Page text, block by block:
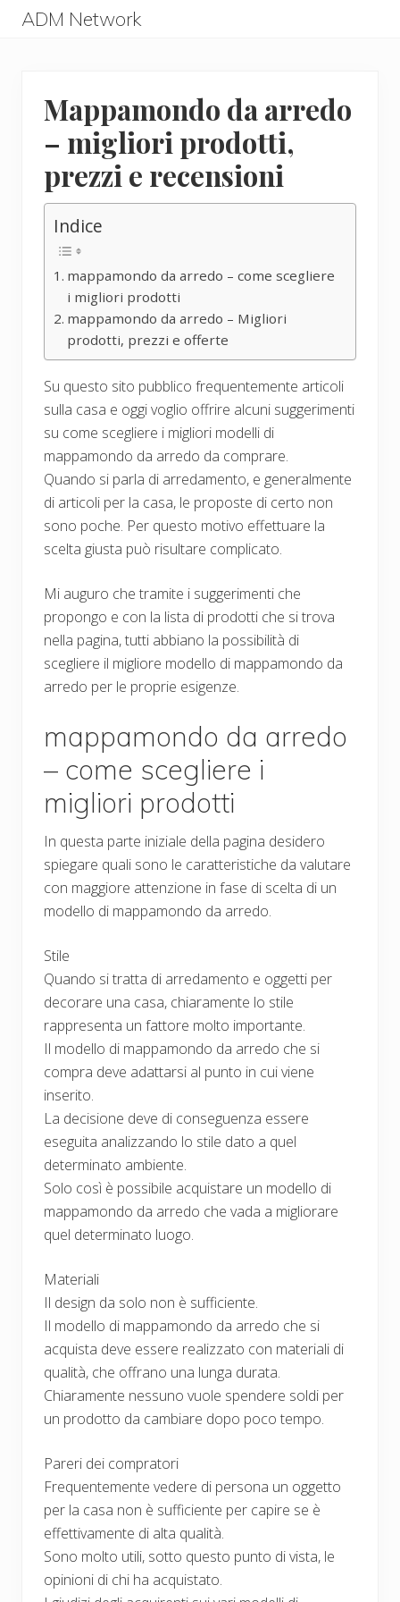
MenuADM Network
Mappamondo da arredo
– migliori prodotti,
prezzi e recensioni
Indice
mappamondo da arredo – come scegliere
i migliori prodotti
mappamondo da arredo – Migliori
prodotti, prezzi e offerte
Su questo sito pubblico frequentemente articoli
sulla casa e oggi voglio offrire alcuni suggerimenti
su come scegliere i migliori modelli di
mappamondo da arredo da comprare.
Quando si parla di arredamento, e generalmente
di articoli per la casa, le proposte di certo non
sono poche. Per questo motivo effettuare la
scelta giusta può risultare complicato.
Mi auguro che tramite i suggerimenti che
propongo e con la lista di prodotti che si trova
nella pagina, tutti abbiano la possibilità di
scegliere il migliore modello di mappamondo da
arredo per le proprie esigenze.
mappamondo da arredo
– come scegliere i
migliori prodotti
In questa parte iniziale della pagina desidero
spiegare quali sono le caratteristiche da valutare
con maggiore attenzione in fase di scelta di un
modello di mappamondo da arredo.
Stile
Quando si tratta di arredamento e oggetti per
decorare una casa, chiaramente lo stile
rappresenta un fattore molto importante.
Il modello di mappamondo da arredo che si
compra deve adattarsi al punto in cui viene
inserito.
La decisione deve di conseguenza essere
eseguita analizzando lo stile dato a quel
determinato ambiente.
Solo così è possibile acquistare un modello di
mappamondo da arredo che vada a migliorare
quel determinato luogo.
Materiali
Il design da solo non è sufficiente.
Il modello di mappamondo da arredo che si
acquista deve essere realizzato con materiali di
qualità, che offrano una lunga durata.
Chiaramente nessuno vuole spendere soldi per
un prodotto da cambiare dopo poco tempo.
Pareri dei compratori
Frequentemente vedere di persona un oggetto
per la casa non è sufficiente per capire se è
effettivamente di alta qualità.
Sono molto utili, sotto questo punto di vista, le
opinioni di chi ha acquistato.